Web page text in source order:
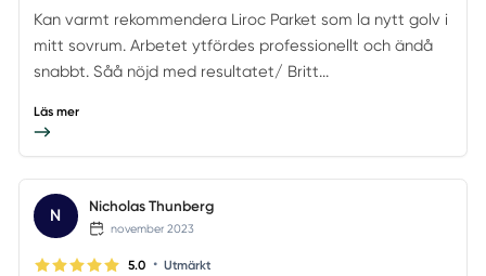
Kan varmt rekommendera Liroc Parket som la nytt golv i
mitt sovrum. Arbetet ytfördes professionellt och ändå
snabbt. Såå nöjd med resultatet/ Britt...
Läs mer
N Nicholas Thunberg
november 2023
5.0 • Utmärkt